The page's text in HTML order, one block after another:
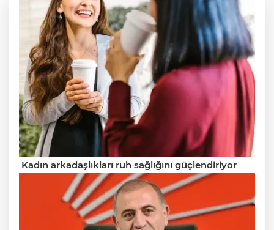
Kadın arkadaşlıkları ruh sağlığını güçlendiriyor